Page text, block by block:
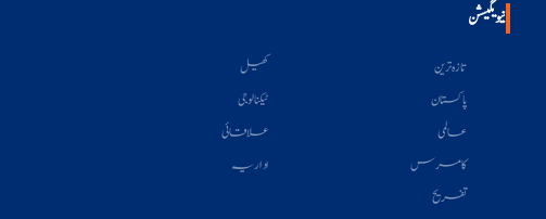
نیویگیشن
تازہ ترین
پاکستان
عالمی
کامرس
تفریح
کھیل
ٹیکنالوجی
علاقائی
اداریہ